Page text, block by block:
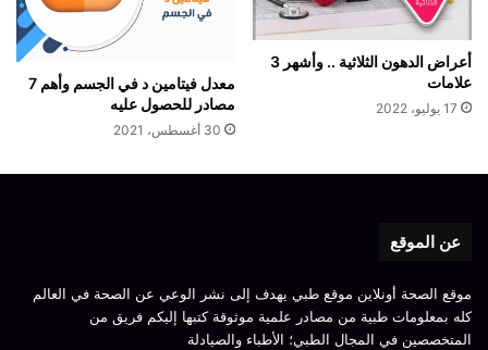
أعراض الدهون الثلاثية .. وأشهر 3
علامات
17 يوليو، 2022
معدل فيتامين د في الجسم وأهم 7
مصادر للحصول عليه
30 أغسطس، 2021
عن الموقع
موقع الصحة أونلاين موقع طبي يهدف إلى نشر الوعي عن الصحة في العالم
كله بمعلومات طبية من مصادر علمية موثوقة كتبها إليكم فريق من
المتخصصين في المجال الطبي؛ الأطباء والصيادلة